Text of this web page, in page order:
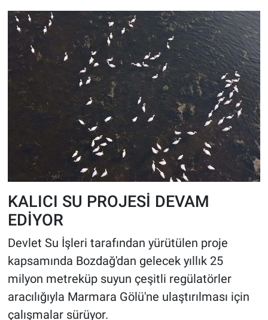
KALICI SU PROJESİ DEVAM
EDİYOR
Devlet Su İşleri tarafından yürütülen proje
kapsamında Bozdağ'dan gelecek yıllık 25
milyon metreküp suyun çeşitli regülatörler
aracılığıyla Marmara Gölü'ne ulaştırılması için
çalışmalar sürüyor.